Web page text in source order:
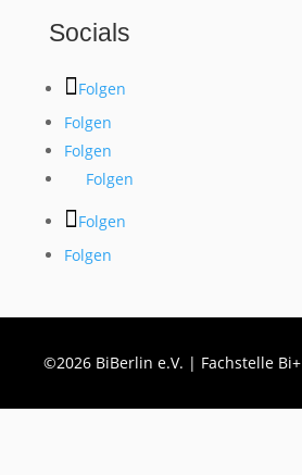
Socials
Folgen
Folgen
Folgen
Folgen
Folgen
Folgen
©2026 BiBerlin e.V. | Fachstelle Bi+